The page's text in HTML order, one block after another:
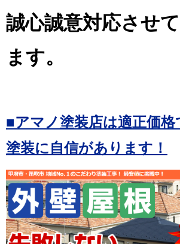
誠心誠意対応させ
ます。
■アマノ塗装店は適正価格
塗装に自信があります！